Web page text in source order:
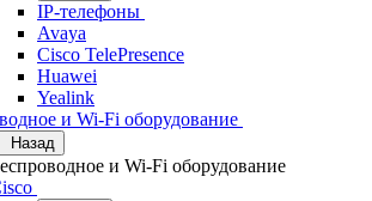
IP-телефоны
Avaya
Cisco TelePresence
Huawei
Yealink
и Wi-Fi оборудование
Назад
и Wi-Fi оборудование